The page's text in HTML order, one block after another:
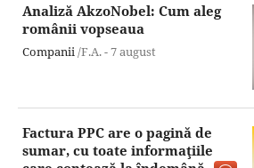
Analiză AkzoNobel: Cum aleg
românii vopseaua
Companii /F.A. -7 august
Factura PPC are o pagină de
sumar, cu toate informaţiile